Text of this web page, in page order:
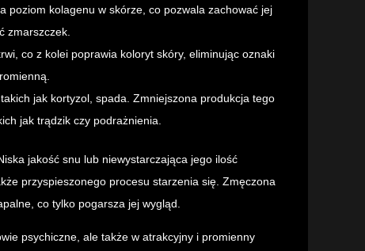
poziom kolagenu w skórze, co pozwala zachować jej
zmarszczek.
co z kolei poprawia koloryt skóry, eliminując oznaki
jak kortyzol, spada. Zmniejszona produkcja tego
jak trądzik czy podrażnienia.
jakość snu lub niewystarczająca jego ilość
przyspieszonego procesu starzenia się. Zmęczona
co tylko pogarsza jej wygląd.
psychiczne, ale także w atrakcyjny i promienny